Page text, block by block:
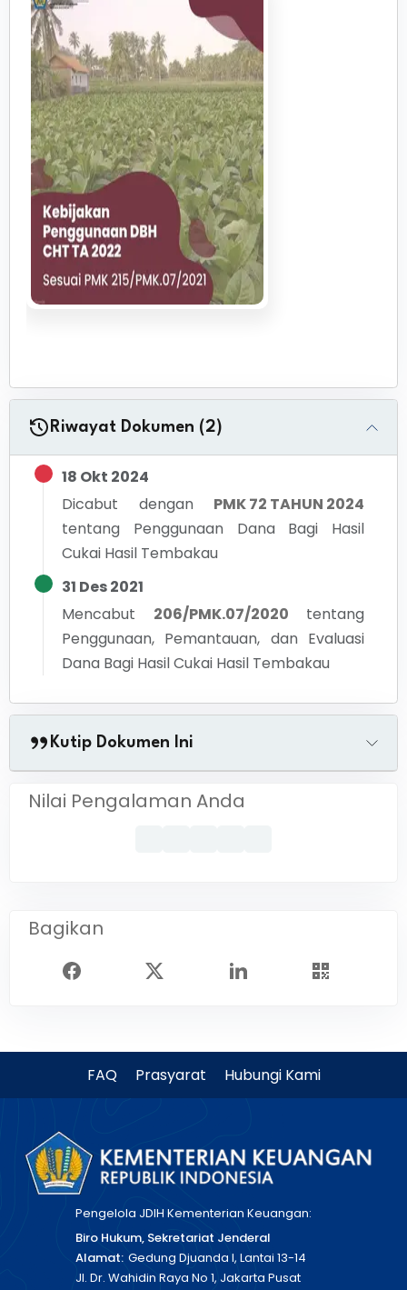
Riwayat Dokumen (2)
18 Okt 2024
Dicabut dengan
PMK 72 TAHUN 2024
tentang Penggunaan Dana Bagi Hasil
Cukai Hasil Tembakau
31 Des 2021
Mencabut
206/PMK.07/2020
tentang
Penggunaan, Pemantauan, dan Evaluasi
Dana Bagi Hasil Cukai Hasil Tembakau
Kutip Dokumen Ini
Nilai Pengalaman Anda
Bagikan
FAQ Prasyarat Hubungi Kami
Pengelola JDIH Kementerian Keuangan:
Biro Hukum, Sekretariat Jenderal
Alamat: Gedung Djuanda I, Lantai 13-14
Jl. Dr. Wahidin Raya No 1, Jakarta Pusat